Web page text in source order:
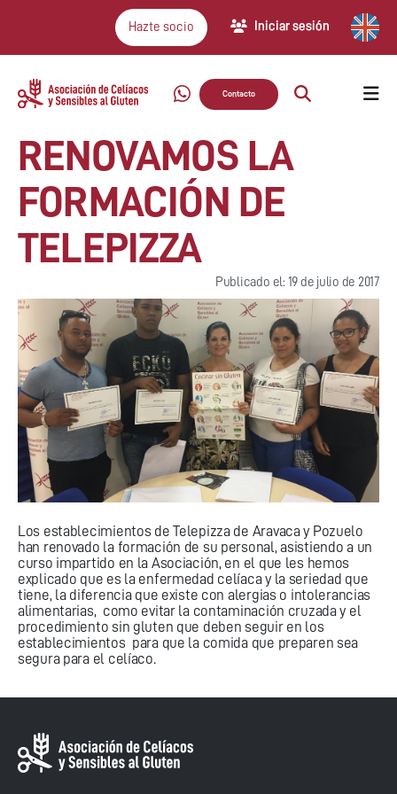
Hazte socio Iniciar sesión
Contacto
RENOVAMOS LA
FORMACIÓN DE
TELEPIZZA
Publicado el: 19 de julio de 2017
Los establecimientos de Telepizza de Aravaca y Pozuelo
han renovado la formación de su personal, asistiendo a un
curso impartido en la Asociación, en el que les hemos
explicado que es la enfermedad celíaca y la seriedad que
tiene, la diferencia que existe con alergias o intolerancias
alimentarias, como evitar la contaminación cruzada y el
procedimiento sin gluten que deben seguir en los
establecimientos para que la comida que preparen sea
segura para el celíaco.